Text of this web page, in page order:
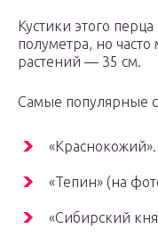
Кустики этого
полуметра, но
растений — 35 см.
Самые популярные
«Краснокожий».
«Тепин» (на
«Сибирский